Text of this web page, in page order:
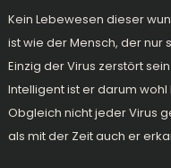
Kein Lebewesen dieser
ist wie der Mensch, der nur
Einzig der Virus zerstört
Intelligent ist er darum wohl
Obgleich nicht jeder Virus
als mit der Zeit auch er